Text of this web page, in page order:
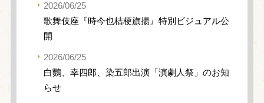
2026/06/25
歌舞伎座『時今也桔梗旗揚』特別ビジュアル公
開
2026/06/25
白鸚、幸四郎、染五郎出演「演劇人祭」のお知
らせ